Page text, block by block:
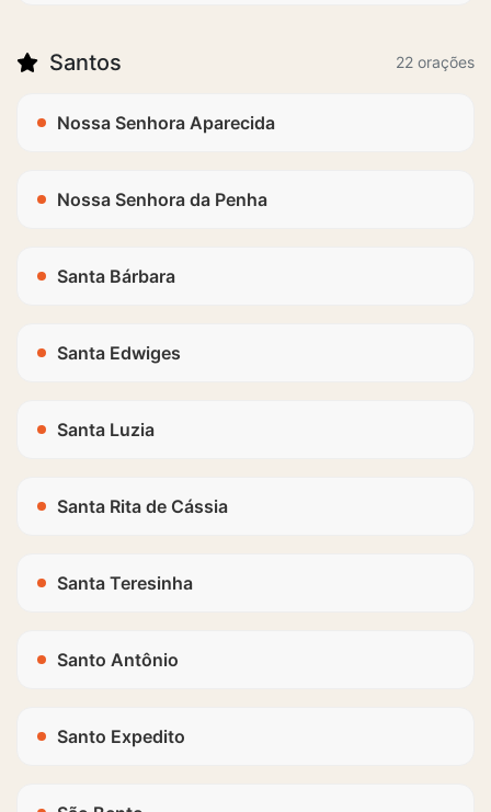
Santos 22 orações
Nossa Senhora Aparecida
Nossa Senhora da Penha
Santa Bárbara
Santa Edwiges
Santa Luzia
Santa Rita de Cássia
Santa Teresinha
Santo Antônio
Santo Expedito